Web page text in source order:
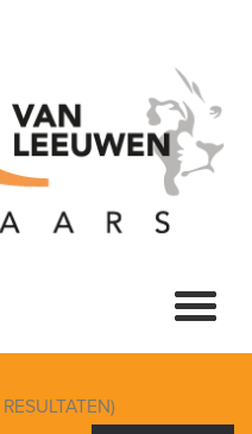
RESULTATEN)